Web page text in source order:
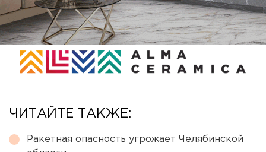
ЧИТАЙТЕ ТАКЖЕ:
Ракетная опасность угрожает Челябинской